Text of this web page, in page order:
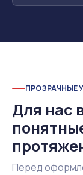
ПРОЗРАЧНЫЕ
Для нас
Перед